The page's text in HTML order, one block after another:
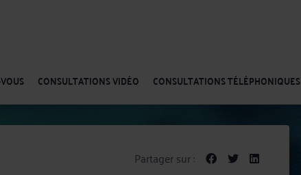
CONSULTATIONS VIDÉO CONSULTATIONS TÉLÉPHONIQUES
Partager sur :